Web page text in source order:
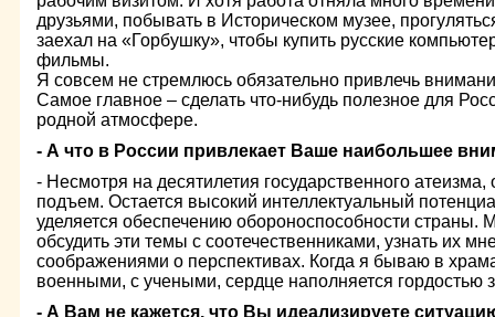
друзьями, побывать в Историческом музее,
заехал на «Горбушку», чтобы купить русские
фильмы.
Я совсем не стремлюсь обязательно привлечь
Самое главное – сделать что-нибудь полезное для
родной атмосфере.
- А что в России привлекает Ваше наибольшее
- Несмотря на десятилетия государственного
подъем. Остается высокий интеллектуальный
уделяется обеспечению обороноспособности страны.
обсудить эти темы с соотечественниками, узнать их
соображениями о перспективах. Когда я бываю в
военными, с учеными, сердце наполняется гордостью
- А Вам не кажется, что Вы идеализируете